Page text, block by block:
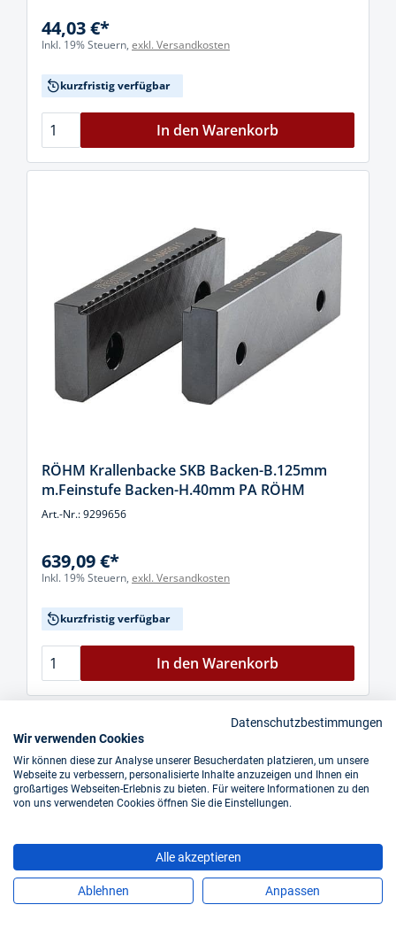
Datenschutzbestimmungen
Wir verwenden Cookies
Wir können diese zur Analyse unserer Besucherdaten platzieren, um unsere
Webseite zu verbessern, personalisierte Inhalte anzuzeigen und Ihnen ein
großartiges Webseiten-Erlebnis zu bieten. Für weitere Informationen zu den
von uns verwendeten Cookies öffnen Sie die Einstellungen.
Alle akzeptieren
Ablehnen Anpassen
44,03 €*
Inkl. 19% Steuern, exkl. Versandkosten
kurzfristig verfügbar
In den Warenkorb
RÖHM Krallenbacke SKB Backen-B.125mm
m.Feinstufe Backen-H.40mm PA RÖHM
Art.-Nr.: 9299656
639,09 €*
Inkl. 19% Steuern, exkl. Versandkosten
kurzfristig verfügbar
In den Warenkorb